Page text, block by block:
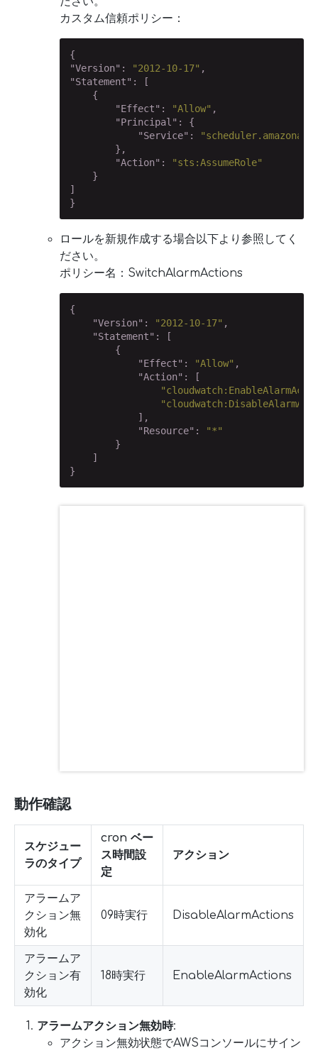
カスタム信頼ポリシー：
"Version" : "2012-10-17"
"Statement" : [
    {
"Effect" : "Allow" ,
"Principal" : {
"Service" :
        },
"Action" :
"sts:AssumeRole"
    }
]
}
ロールを新規作成する場合以下より参照してく
ださい。
ポリシー名：SwitchAlarmActions
{
"Version" : "2012-10-17" ,
"Statement" : [
        {
"Effect" : "Allow" ,
"Action" : [
            ],
"Resource" :
"*"
        }
    ]
}
動作確認
スケジュー
ラのタイプ
cron ベー
ス時間設
定
アクション
アラームア
クション無
効化
09時実行 DisableAlarmActions
アラームア
クション有
効化
18時実行 EnableAlarmActions
アラームアクション無効時:
アクション無効状態でAWSコンソールにサイン